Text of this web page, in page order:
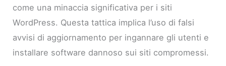
come una minaccia significativa per i siti
WordPress. Questa tattica implica l’uso di falsi
avvisi di aggiornamento per ingannare gli utenti e
installare software dannoso sui siti compromessi.